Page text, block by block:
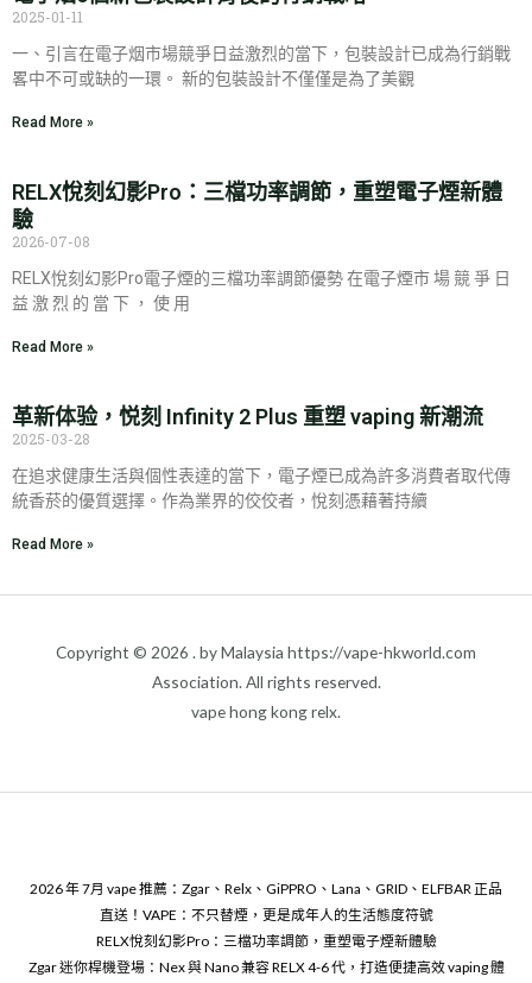
2025-01-11
一、引言在電子烟市場競爭日益激烈的當下，包裝設計已成為行銷戰
畧中不可或缺的一環。 新的包裝設計不僅僅是為了美觀
Read More »
RELX悅刻幻影Pro：三檔功率調節，重塑電子煙新體
驗
2026-07-08
RELX悅刻幻影Pro電子煙的三檔功率調節優勢 在電子煙市 場 競 爭 日
益 激 烈 的 當 下 ， 使 用
Read More »
革新体验，悦刻 Infinity 2 Plus 重塑 vaping 新潮流
2025-03-28
在追求健康生活與個性表達的當下，電子煙已成為許多消費者取代傳
統香菸的優質選擇。作為業界的佼佼者，悅刻憑藉著持續
Read More »
Copyright © 2026 . by Malaysia https://vape-hkworld.com
Association. All rights reserved.
vape hong kong relx.
2026 年 7月 vape 推薦：Zgar、Relx、GiPPRO、Lana、GRID、ELFBAR 正品
直送！VAPE：不只替煙，更是成年人的生活態度符號
RELX悅刻幻影Pro：三檔功率調節，重塑電子煙新體驗
Zgar 迷你桿機登場：Nex 與 Nano 兼容 RELX 4-6 代，打造便捷高效 vaping 體